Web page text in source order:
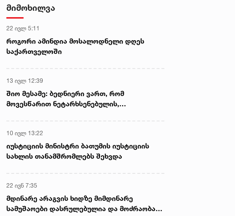
პირს ბრალდება წარედგინა
მიმოხილვა
22 ივლ 5:11
როგორი ამინდია მოსალოდნელი დღეს
საქართველოში
13 ივლ 12:39
შიო მესამე: ბედნიერი ვართ, რომ
მოვესწარით ნეტარხსენებულის,
10 ივლ 13:22
იუსტიციის მინისტრი ბათუმის იუსტიციის
სახლის თანამშრომლებს შეხვდა
22 ივნ 7:35
მდინარე არაგვის ხიდზე მიმდინარე
სამუშაოები დასრულებულია და მოძრაობა